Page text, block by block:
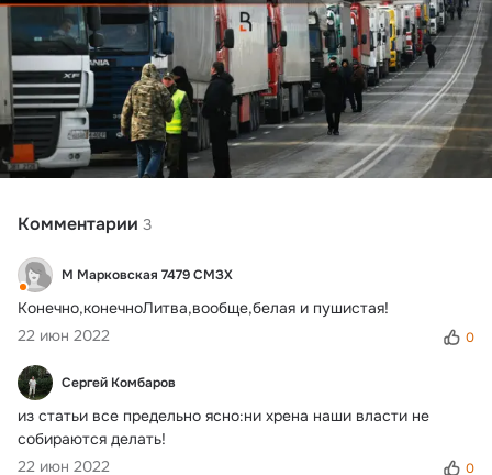
Комментарии 3
М Марковская 7479 СМЗХ
Конечно,конечноЛитва,вообще,белая и пушистая!
22 июн 2022
0
Сергей Комбаров
из статьи все предельно ясно:ни хрена наши власти не
собираются делать!
22 июн 2022
0